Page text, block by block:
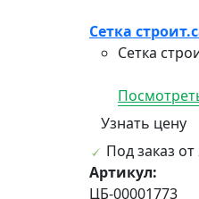
Сетка
Сетка
Узнать цену
Под заказ от
Артикул:
ЦБ-00001773